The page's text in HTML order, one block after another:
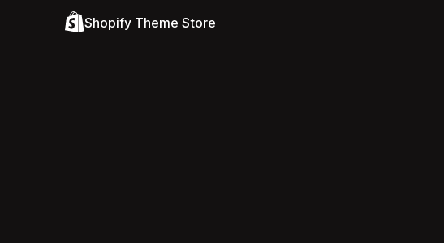
Shopify Theme Store